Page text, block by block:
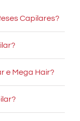
Capilares?
e Mega Hair?